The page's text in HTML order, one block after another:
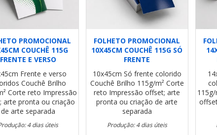
PROMOCIONAL
COUCHÊ 115G
FRENTE E VERSO
Frente e verso
Couchê Brilho
Corte reto Impressão
arte pronta ou criação
de arte separada
4 dias úteis
FOLHETO PROMOCIONAL
10X45CM COUCHÊ 115G SÓ
FRENTE
10x45cm Só frente colorido
Couchê Brilho 115g/m² Corte
reto Impressão offset; arte
pronta ou criação de arte
separada
Produção: 4 dias úteis
115g/